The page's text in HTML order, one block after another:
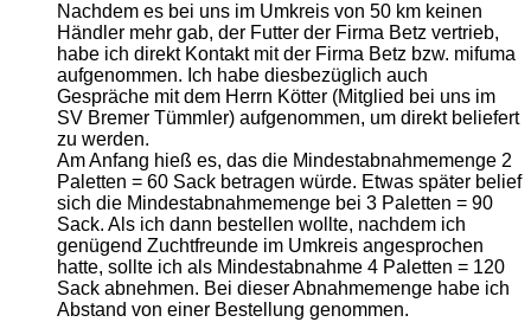
​Nachdem es bei uns im Umkreis von 50 km keinen
Händler mehr gab, der Futter der Firma Betz vertrieb,
habe ich direkt Kontakt mit der Firma Betz bzw. mifuma
aufgenommen. Ich habe diesbezüglich auch
Gespräche mit dem Herrn Kötter (Mitglied bei uns im
SV Bremer Tümmler) aufgenommen, um direkt beliefert
zu werden.
Am Anfang hieß es, das die Mindestabnahmemenge 2
Paletten = 60 Sack betragen würde. Etwas später belief
sich die Mindestabnahmemenge bei 3 Paletten = 90
Sack. Als ich dann bestellen wollte, nachdem ich
genügend Zuchtfreunde im Umkreis angesprochen
hatte, sollte ich als Mindestabnahme 4 Paletten = 120
Sack abnehmen. Bei dieser Abnahmemenge habe ich
Abstand von einer Bestellung genommen.